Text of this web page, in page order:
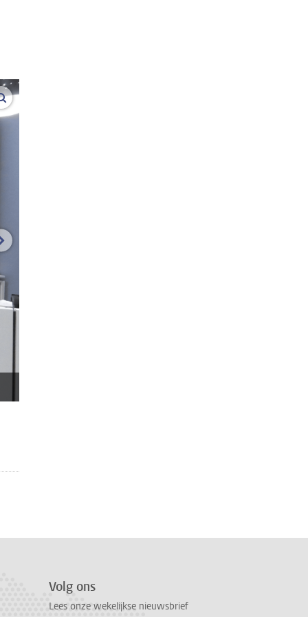
vergroot afbeeldingen
volgende afbeelding
Volg ons
Lees onze wekelijkse nieuwsbrief